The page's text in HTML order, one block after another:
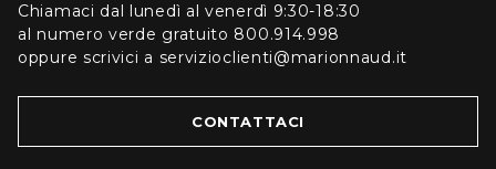
Chiamaci dal lunedì al venerdì 9:30-18:30
al numero verde gratuito 800.914.998
oppure scrivici a servizioclienti@marionnaud.it
CONTATTACI